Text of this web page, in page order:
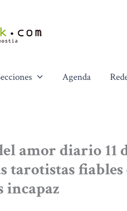
Agenda
amor diario 11
tarotistas
incapaz